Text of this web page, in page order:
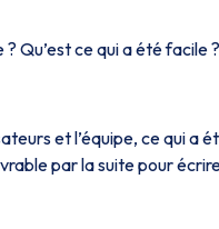
Qu’est ce qui a été facile ?
et l’équipe, ce qui a
par la suite pour